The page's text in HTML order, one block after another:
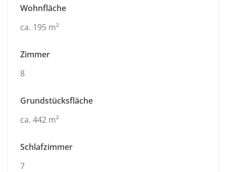
Wohnfläche
ca. 195 m²
Zimmer
8
Grundstücksfläche
ca. 442 m²
Schlafzimmer
7